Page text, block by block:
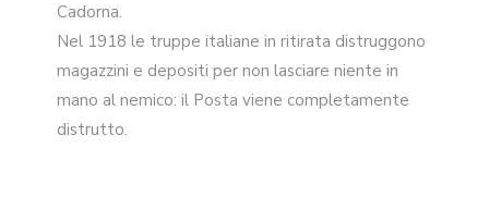
Cadorna.
Nel 1918 le truppe italiane in ritirata distruggono
magazzini e depositi per non lasciare niente in
mano al nemico: il Posta viene completamente
distrutto.